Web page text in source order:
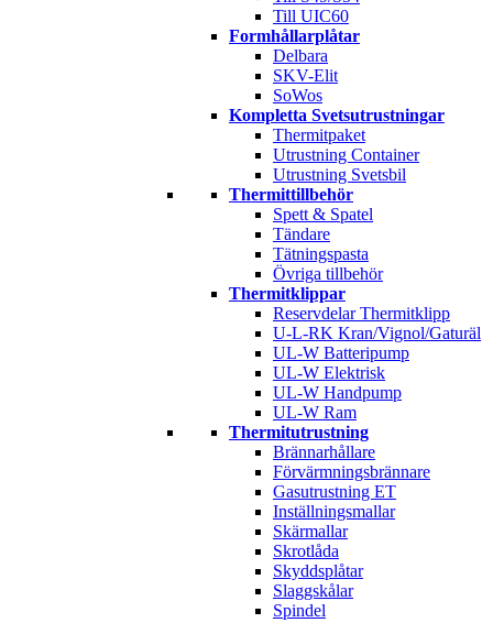
Till UIC60
Formhållarplåtar
Delbara
SKV-Elit
SoWos
Kompletta Svetsutrustningar
Thermitpaket
Utrustning Container
Utrustning Svetsbil
Thermittillbehör
Spett & Spatel
Tändare
Tätningspasta
Övriga tillbehör
Thermitklippar
Reservdelar Thermitklipp
U-L-RK Kran/Vignol/Gaturäl
UL-W Batteripump
UL-W Elektrisk
UL-W Handpump
UL-W Ram
Thermitutrustning
Brännarhållare
Förvärmningsbrännare
Gasutrustning ET
Inställningsmallar
Skärmallar
Skrotlåda
Skyddsplåtar
Slaggskålar
Spindel